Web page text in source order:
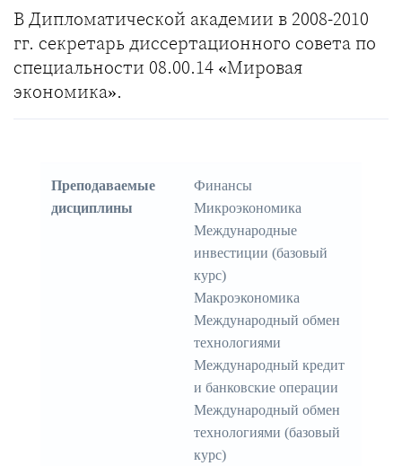
В Дипломатической академии в 2008-2010
гг. секретарь диссертационного совета по
специальности 08.00.14 «Мировая
экономика».
Преподаваемые
дисциплины
Финансы
Микроэкономика
Международные
инвестиции (базовый
курс)
Макроэкономика
Международный обмен
технологиями
Международный кредит
и банковские операции
Международный обмен
технологиями (базовый
курс)